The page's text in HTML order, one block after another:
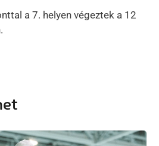
a 7. helyen végeztek a 12